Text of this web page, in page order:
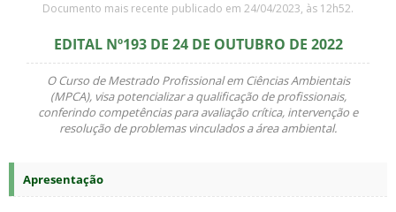
Documento mais recente publicado em 24/04/2023, às 12h52.
EDITAL Nº193 DE 24 DE OUTUBRO DE 2022
O Curso de Mestrado Profissional em Ciências Ambientais
(MPCA), visa potencializar a qualificação de profissionais,
conferindo competências para avaliação crítica, intervenção e
resolução de problemas vinculados a área ambiental.
Apresentação